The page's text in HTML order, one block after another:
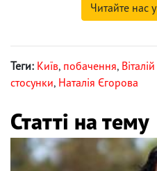
Читайте нас
Теги: Київ, побачення,
стосунки, Наталія Єгорова
Статті на тему